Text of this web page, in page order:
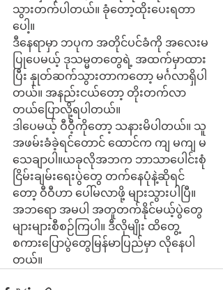
သွားတက်ပါတယ်။ ခုံတော့ထိုးပေးရတာ
ပေါ့။
ဒီနေရာမှာ ဘပုက အတိုင်ပင်ခံကို အလေးမ
ပြုပေမယ့် ဒုသမ္မတတွေရဲ့ အထက်မှာထား
ပြီး နှုတ်ဆက်သွားတာကတော့ မင်္ဂလာရှိပါ
တယ်။ အနည်းငယ်တော့ တိုးတက်လာ
တယ်ပြောလို့ရပါတယ်။
ဒါပေမယ့် ဝီဝီ့ကိုတော့ သနားမိပါတယ်။ သူ
အဖမ်းခံခဲ့ရင်တောင် ထောင်က ကျ မကျ မ
သေချာပါ။ယခုလိုအဘက ဘာသာပေါင်းစုံ
ငြိမ်းချမ်းရေးပွဲတွေ တက်နေပုံနဲ့ဆိုရင်
တော့ ဝီဝီဟာ ပေါ်မလာဖို့ များသွားပါပြီ။
အဘရော အမပါ အတူတက်နိုင်မယ့်ပွဲတွေ
များများစီစဉ်ကြပါ။ ဒီလိုမျိုး ထိတွေ့
စကားပြောပွဲတွေမြန်မာပြည်မှာ လိုနေပါ
တယ်။